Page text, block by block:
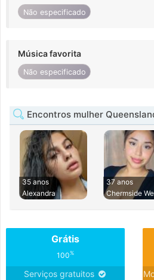
Não especificado
Música favorita
Não especificado
Encontros mulher
35 anos
Alexandra
37 anos
Chermside
Grátis
100%
Serviços gratuitos